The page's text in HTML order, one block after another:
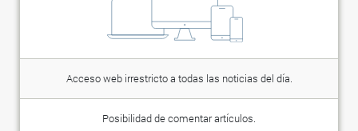
Acceso web irrestricto a todas las noticias del día.
Posibilidad de comentar artículos.